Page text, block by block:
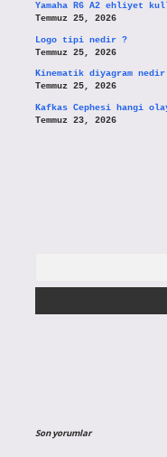
Yamaha R6 A2 ehliyet
Temmuz 25, 2026
Logo tipi nedir ?
Temmuz 25, 2026
Kinematik diyagram
Temmuz 25, 2026
Kafkas Cephesi hangi
Temmuz 23, 2026
Son yorumlar